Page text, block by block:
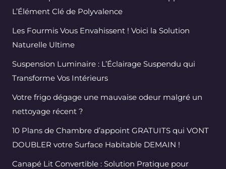
L’Élément Clé de Polyvalence
Les Fourmis Vous Envahissent ! Voici la Solution
Naturelle Ultime
Suspension Luminaire : L’Éclairage Suspendu qui
Transforme Vos Intérieurs
Votre frigo dégage une mauvaise odeur malgré un
nettoyage récent ?
10 Plans de Chambre d’appoint GRATUITS qui VONT
DOUBLER votre Surface Habitable DEMAIN !
Canapé Lit Convertible : Solution Pratique pour